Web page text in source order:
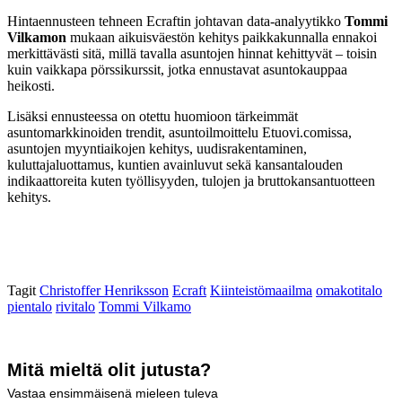
Hintaennusteen tehneen Ecraftin johtavan data-analyytikko Tommi
Vilkamon mukaan aikuisväestön kehitys paikkakunnalla ennakoi
merkittävästi sitä, millä tavalla asuntojen hinnat kehittyvät – toisin
kuin vaikkapa pörssikurssit, jotka ennustavat asuntokauppaa
heikosti.
Lisäksi ennusteessa on otettu huomioon tärkeimmät
asuntomarkkinoiden trendit, asuntoilmoittelu Etuovi.comissa,
asuntojen myyntiaikojen kehitys, uudisrakentaminen,
kuluttajaluottamus, kuntien avainluvut sekä kansantalouden
indikaattoreita kuten työllisyyden, tulojen ja bruttokansantuotteen
kehitys.
Tagit Christoffer Henriksson Ecraft Kiinteistömaailma omakotitalo
pientalo rivitalo Tommi Vilkamo
Mitä mieltä olit jutusta?
Vastaa ensimmäisenä mieleen tuleva